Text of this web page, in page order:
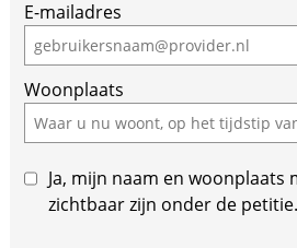
E-mailadres
Woonplaats
Ja, mijn naam en woonplaats
zichtbaar zijn onder de petitie.